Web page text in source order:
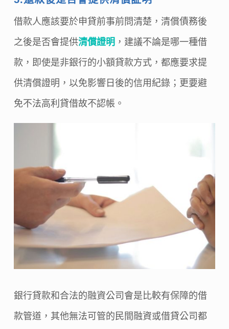
借款人應該要於申貸前事前問清楚，清償債務後
之後是否會提供清償證明 ，建議不論是哪一種借
款，即使是非銀行的小額貸款方式，都應要求提
供清償證明，以免影響日後的信用紀錄；更要避
免不法高利貸借故不認帳。
銀行貸款和合法的融資公司會是比較有保障的借
款管道，其他無法可管的民間融資或借貸公司都